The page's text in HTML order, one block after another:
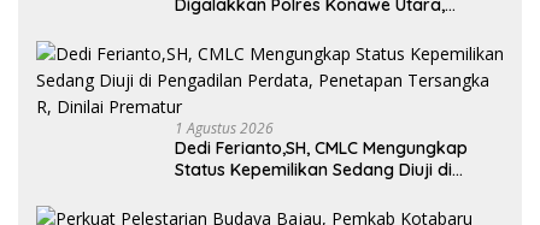
Digalakkan Polres Konawe Utara,
Oheo
1 Agustus 2026
Dedi Ferianto,SH, CMLC Mengungkap
Status Kepemilikan Sedang Diuji di
Tersangka R, Dinilai Prematur